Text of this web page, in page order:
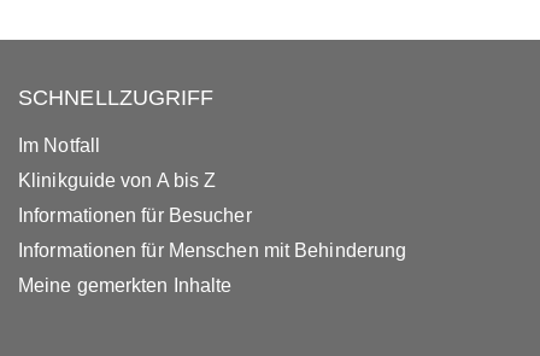
SCHNELLZUGRIFF
Im Notfall
Klinikguide von A bis Z
Informationen für Besucher
Informationen für Menschen mit Behinderung
Meine gemerkten Inhalte